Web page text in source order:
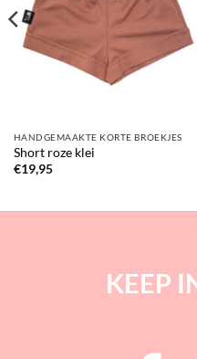
HANDGEMAAKTE KORTE BROEKJES
Short roze klei
€19,95
KEEP